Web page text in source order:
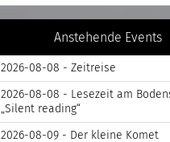
Anstehende Events
2026-08-08 - Zeitreise
2026-08-08 - Lesezeit am
„Silent reading“
2026-08-09 - Der kleine Komet